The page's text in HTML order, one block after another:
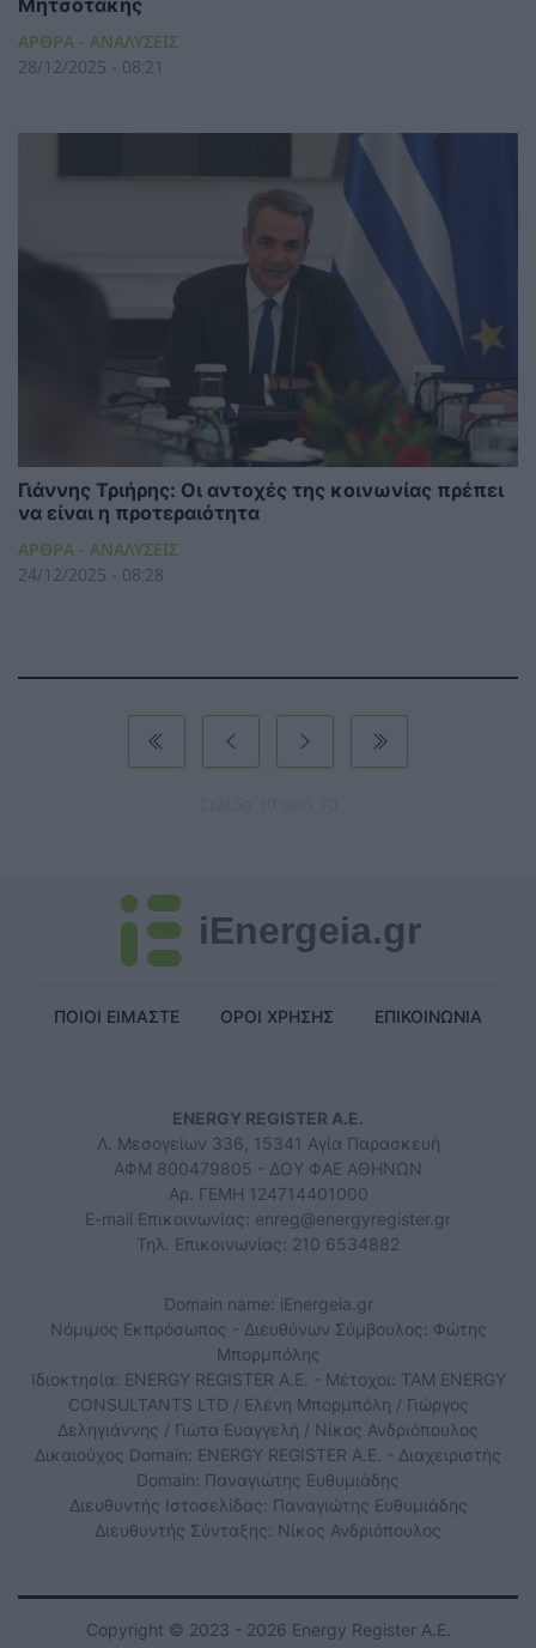
ΑΡΘΡΑ - ΑΝΑΛΥΣΕΙΣ
28/12/2025 - 08:21
Γιάννης Τριήρης: Οι αντοχές της κοινωνίας πρέπει
να είναι η προτεραιότητα
ΑΡΘΡΑ - ΑΝΑΛΥΣΕΙΣ
24/12/2025 - 08:28
iEnergeia.gr
ΠΟΙΟΙ ΕΙΜΑΣΤΕ ΟΡΟΙ ΧΡΗΣΗΣ ΕΠΙΚΟΙΝΩΝΙΑ
ENERGY REGISTER Α.Ε.
Λ. Μεσογείων 336, 15341 Αγία Παρασκευή
ΑΦΜ 800479805 - ΔΟΥ ΦΑΕ ΑΘΗΝΩΝ
Αρ. ΓΕΜΗ 124714401000
E-mail Επικοινωνίας: enreg@energyregister.gr
Τηλ. Επικοινωνίας: 210 6534882
Domain name: iEnergeia.gr
Νόμιμος Εκπρόσωπος - Διευθύνων Σύμβουλος: Φώτης
Μπορμπόλης
Ιδιοκτησία: ENERGY REGISTER Α.Ε. - Μέτοχοι: TAM ENERGY
CONSULTANTS LTD / Ελένη Μπορμπόλη / Γιώργος
Δεληγιάννης / Γιώτα Ευαγγελή / Νίκος Ανδριόπουλος
Δικαιούχος Domain: ENERGY REGISTER Α.Ε. - Διαχειριστής
Domain: Παναγιώτης Ευθυμιάδης
Διευθυντής Ιστοσελίδας: Παναγιώτης Ευθυμιάδης
Διευθυντής Σύνταξης: Νίκος Ανδριόπουλος
Copyright © 2023 - 2026 Energy Register Α.Ε.